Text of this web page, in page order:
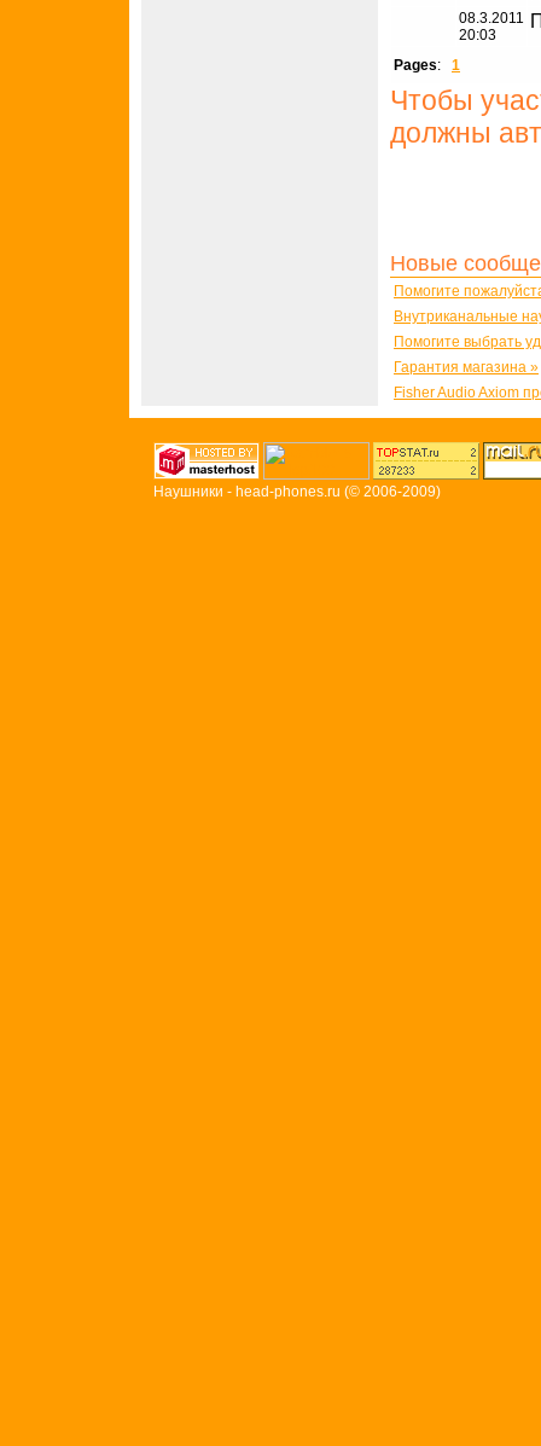
08.3.2011
20:03
Pages: 1
Чтобы
должны
Новые
Помогите
Внутриканальные
Помогите выбрать
Гарантия магазина »
Fisher Audio Axiom
Наушники - head-phones.ru (© 2006-2009)